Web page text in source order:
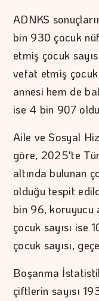
ADNKS
bin 930 çocuk
etmiş çocuk
vefat etmiş çocuk
annesi hem de
ise 4 bin 907
Aile ve Sosyal
göre, 2025'te
altında bulunan
olduğu tespit
bin 96, koruyucu
çocuk sayısı ise
çocuk sayısı,
Boşanma
çiftlerin sayısı